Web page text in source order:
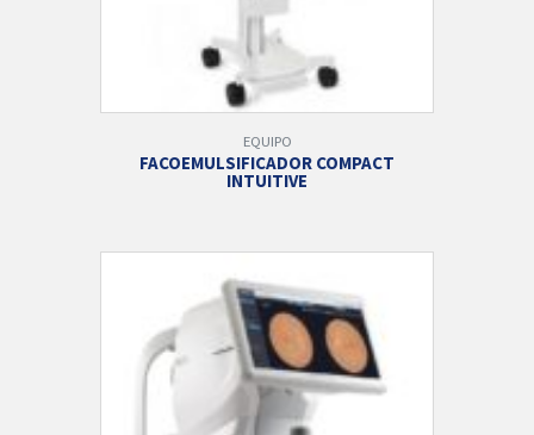
EQUIPO
FACOEMULSIFICADOR COMPACT
INTUITIVE